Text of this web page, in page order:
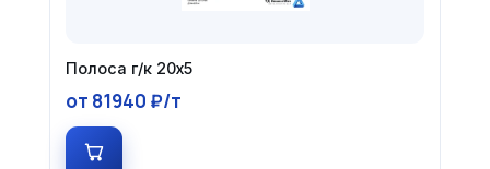
Полоса г/к 20х5
от 81940 ₽/т